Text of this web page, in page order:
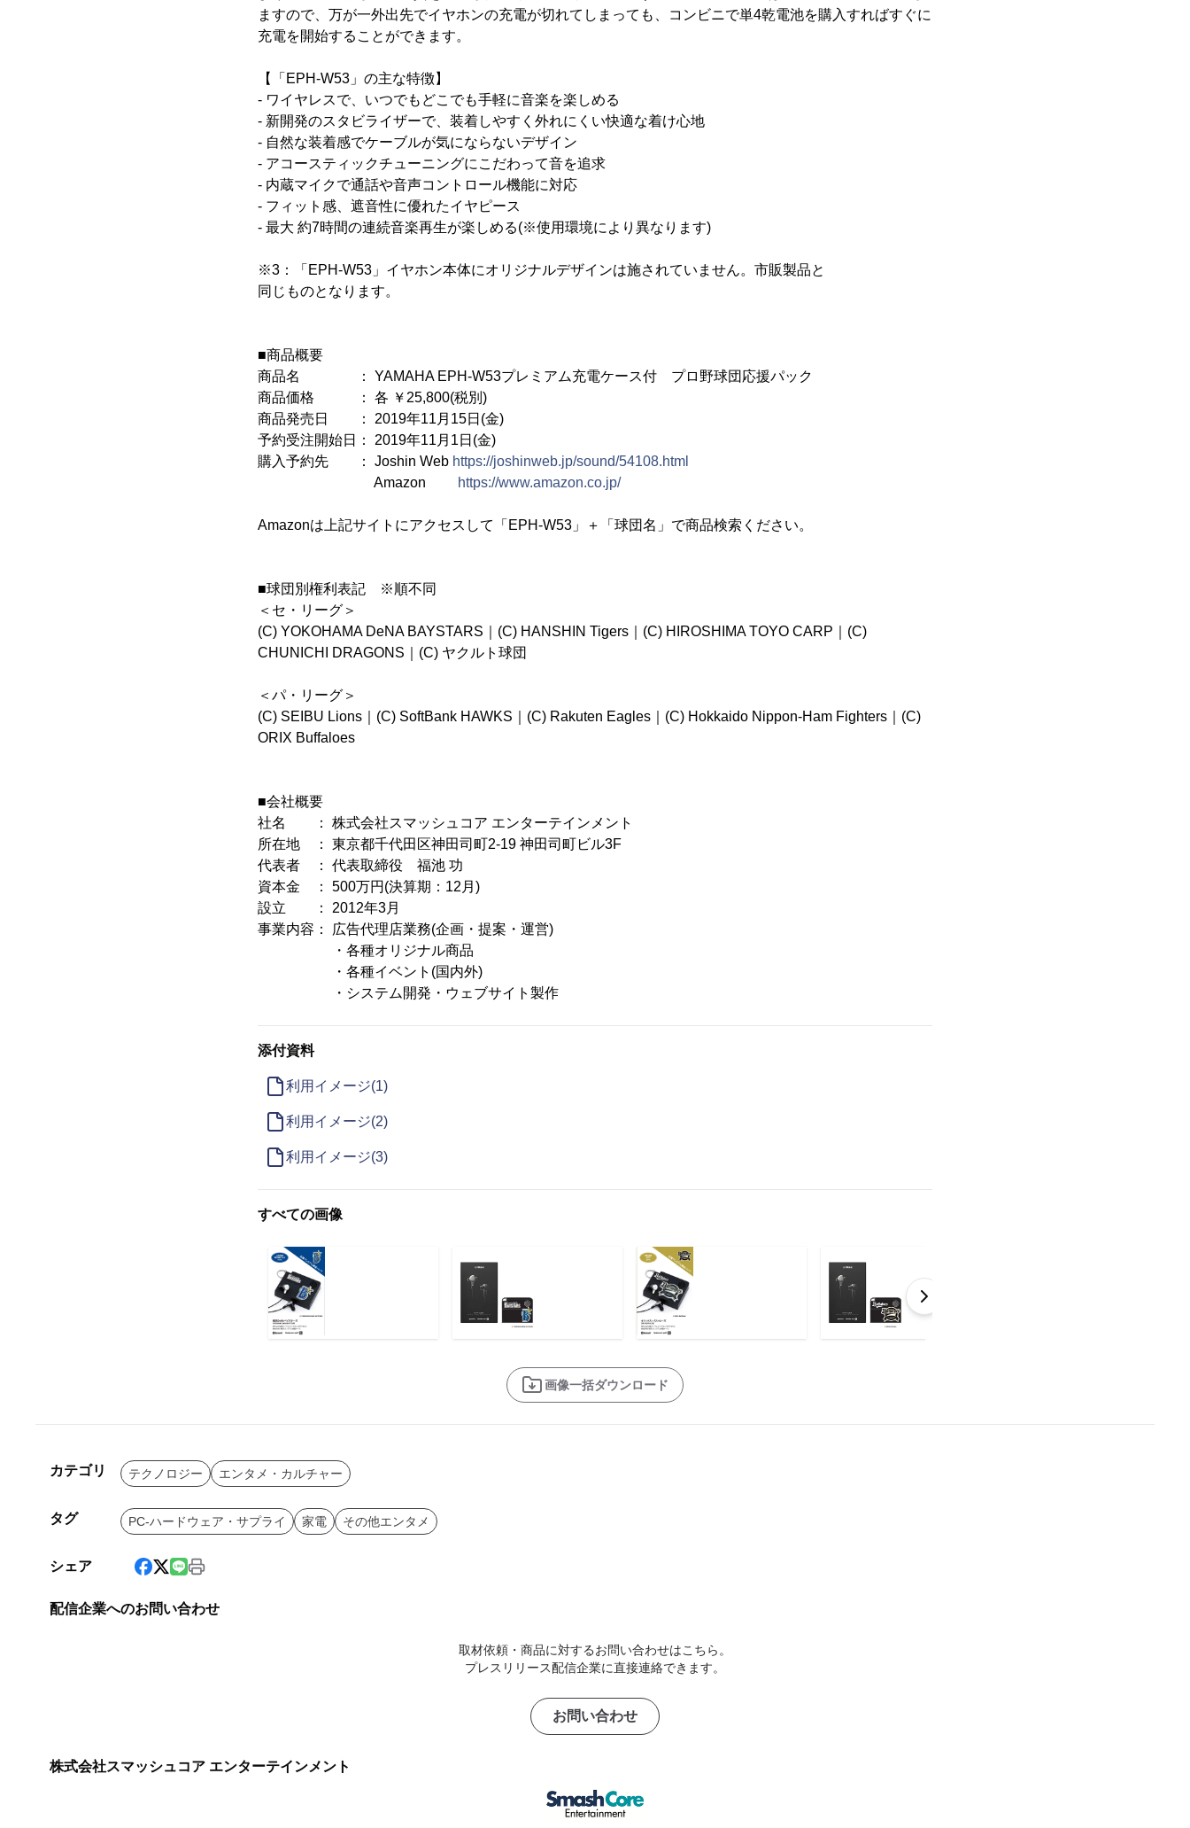
ますので、万が一外出先でイヤホンの充電が切れてしまっても、コンビニで単4乾電池を購入すればすぐに
充電を開始することができます。
【「EPH-W53」の主な特徴】
- ワイヤレスで、いつでもどこでも手軽に音楽を楽しめる
- 新開発のスタビライザーで、装着しやすく外れにくい快適な着け心地
- 自然な装着感でケーブルが気にならないデザイン
- アコースティックチューニングにこだわって音を追求
- 内蔵マイクで通話や音声コントロール機能に対応
- フィット感、遮音性に優れたイヤピース
- 最大 約7時間の連続音楽再生が楽しめる(※使用環境により異なります)
※3：「EPH-W53」イヤホン本体にオリジナルデザインは施されていません。市販製品と
同じものとなります。
■商品概要
商品名 ： YAMAHA EPH-W53プレミアム充電ケース付 プロ野球団応援パック
商品価格 ： 各 ￥25,800(税別)
商品発売日 ： 2019年11月15日(金)
予約受注開始日： 2019年11月1日(金)
購入予約先 ： Joshin Web https://joshinweb.jp/sound/54108.html
Amazon
https://www.amazon.co.jp/
Amazonは上記サイトにアクセスして「EPH-W53」＋「球団名」で商品検索ください。
■球団別権利表記 ※順不同
＜セ・リーグ＞
(C) YOKOHAMA DeNA BAYSTARS｜(C) HANSHIN Tigers｜(C) HIROSHIMA TOYO CARP｜(C)
CHUNICHI DRAGONS｜(C) ヤクルト球団
＜パ・リーグ＞
(C) SEIBU Lions｜(C) SoftBank HAWKS｜(C) Rakuten Eagles｜(C) Hokkaido Nippon-Ham Fighters｜(C)
ORIX Buffaloes
■会社概要
社名 ： 株式会社スマッシュコア エンターテインメント
所在地 ： 東京都千代田区神田司町2-19 神田司町ビル3F
代表者 ： 代表取締役 福池 功
資本金 ： 500万円(決算期：12月)
設立 ： 2012年3月
事業内容： 広告代理店業務(企画・提案・運営)
・各種オリジナル商品
・各種イベント(国内外)
・システム開発・ウェブサイト製作
添付資料
利用イメージ(1)
利用イメージ(2)
利用イメージ(3)
すべての画像
画像一括ダウンロード
カテゴリ テクノロジー エンタメ・カルチャー
タグ PC-ハードウェア・サプライ 家電 その他エンタメ
シェア
配信企業へのお問い合わせ
取材依頼・商品に対するお問い合わせはこちら。
プレスリリース配信企業に直接連絡できます。
お問い合わせ
株式会社スマッシュコア エンターテインメント